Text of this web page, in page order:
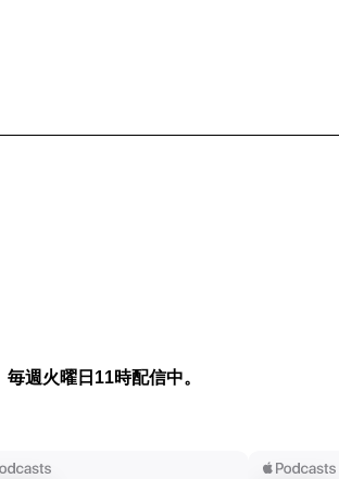
きか」多様なプレーヤー
に聞いてみたhttps://
時間やお申し込み期限が異
15:00・ライブ配信：2026
毎週火曜日11時配信中。